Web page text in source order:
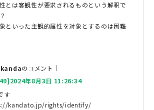
とは客観性が要求されるものという解釈で
といった主観的属性を対象とするのは困難
kandaのコメント｜
年8月3日 11:26:34
す
kandato.jp/rights/identify/